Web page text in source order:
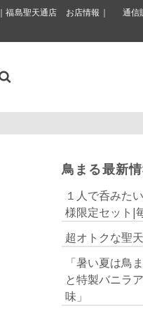
｜福島聖天通店 お店情報｜ 通信
鳥まる最新情
１人で呑みた
様限定セット|
超オトクな聖
「暑い夏は鳥
と特製バニラ
味」